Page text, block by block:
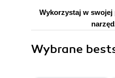
Wykorzystaj w swojej
Wybrane